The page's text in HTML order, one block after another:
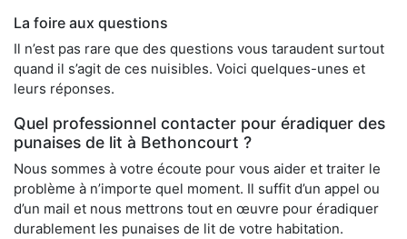
La foire aux questions
Il n’est pas rare que des questions vous taraudent surtout
quand il s’agit de ces nuisibles. Voici quelques-unes et
leurs réponses.
Quel professionnel contacter pour éradiquer des
punaises de lit à Bethoncourt ?
Nous sommes à votre écoute pour vous aider et traiter le
problème à n’importe quel moment. Il suffit d’un appel ou
d’un mail et nous mettrons tout en œuvre pour éradiquer
durablement les punaises de lit de votre habitation.